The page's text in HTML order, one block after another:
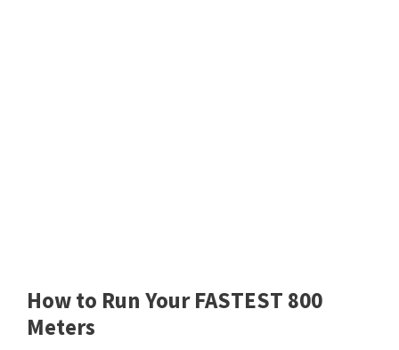
How to Run Your FASTEST 800
Meters